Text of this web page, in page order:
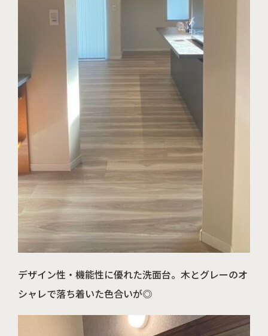
デザイン性・機能性に優れた洗面台。木とグレーのオ
シャレで落ち着いた色合いが◎